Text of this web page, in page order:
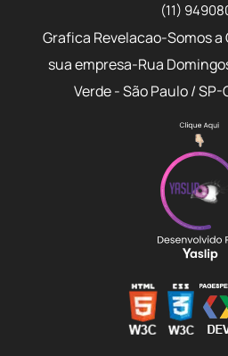
(11)
Grafica Revelacao-Somos
sua empresa-Rua
Verde - São Paulo / SP-